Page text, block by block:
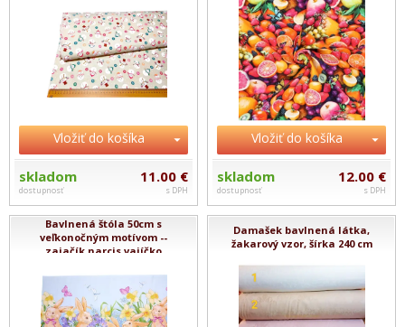
Vložiť do košíka
skladom
dostupnosť
11.00 €
s DPH
Vložiť do košíka
skladom
dostupnosť
12.00 €
s DPH
Bavlnená štóla 50cm s
veľkonočným motívom --
zajačík narcis vajíčko
Damašek bavlnená látka,
žakarový vzor, šírka 240 cm